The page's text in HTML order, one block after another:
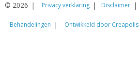
© 2026 Privacy verklaring Disclaimer
Behandelingen Ontwikkeld door Creapolis